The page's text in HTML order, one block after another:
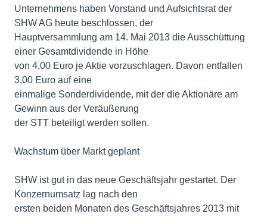
Unternehmens haben Vorstand und Aufsichtsrat der
SHW AG heute beschlossen, der
Hauptversammlung am 14. Mai 2013 die Ausschüttung
einer Gesamtdividende in Höhe
von 4,00 Euro je Aktie vorzuschlagen. Davon entfallen
3,00 Euro auf eine
einmalige Sonderdividende, mit der die Aktionäre am
Gewinn aus der Veräußerung
der STT beteiligt werden sollen.
Wachstum über Markt geplant
SHW ist gut in das neue Geschäftsjahr gestartet. Der
Konzernumsatz lag nach den
ersten beiden Monaten des Geschäftsjahres 2013 mit